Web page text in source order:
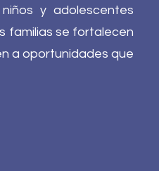
y adolescentes
familias se fortalecen
a oportunidades que